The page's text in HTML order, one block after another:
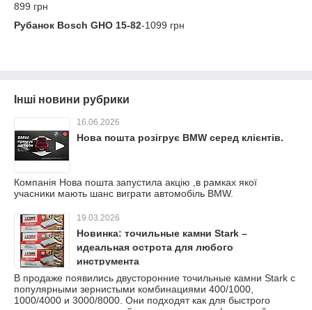
899 грн
Рубанок Bosch GHO 15-82-1099 грн
Інші новини рубрики
16.06.2026
Нова пошта розігрує BMW серед клієнтів.
Компанія Нова пошта запустила акцію ,в рамках якої
учасники мають шанс виграти автомобіль BMW.
19.03.2026
Новинка: точильные камни Stark –
идеальная острота для любого
инструмента
В продаже появились двусторонние точильные камни Stark с
популярными зернистыми комбинациями 400/1000,
1000/4000 и 3000/8000. Они подходят как для быстрого